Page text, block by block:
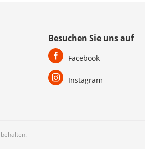
Besuchen Sie uns auf
Facebook
Instagram